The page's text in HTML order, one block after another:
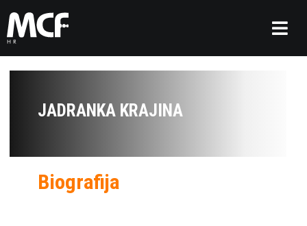
JADRANKA KRAJINA
Biografija